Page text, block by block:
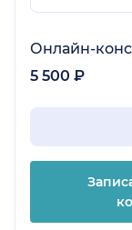
Онлайн-
5 500 ₽